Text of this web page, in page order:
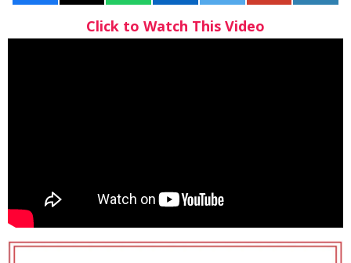
Click to Watch This Video